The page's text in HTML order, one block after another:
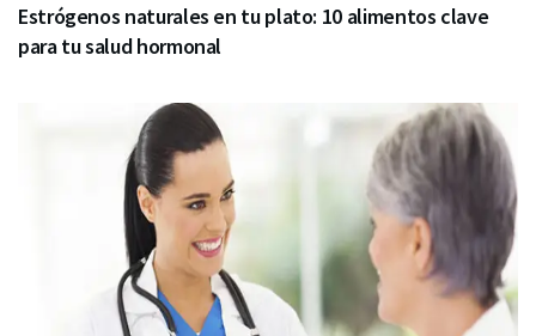
Estrógenos naturales en tu plato: 10 alimentos clave
para tu salud hormonal